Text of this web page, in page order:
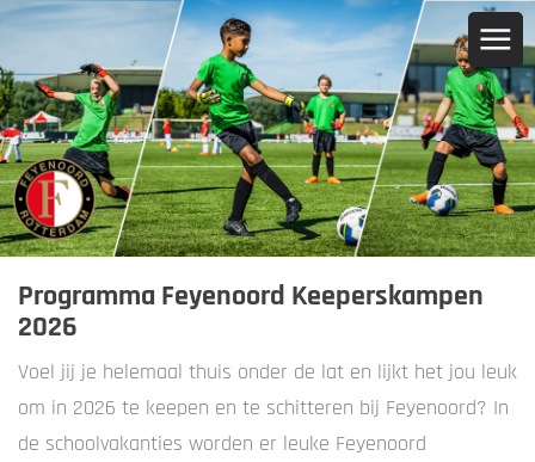
Programma Feyenoord Keeperskampen
2026
Voel jij je helemaal thuis onder de lat en lijkt het jou leuk
om in 2026 te keepen en te schitteren bij Feyenoord? In
de schoolvakanties worden er leuke Feyenoord